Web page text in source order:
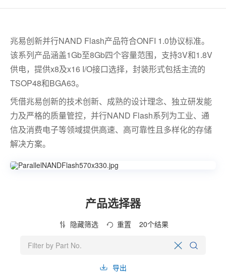
兆易创新并行NAND Flash产品符合ONFI 1.0协议标准。
该系列产品涵盖1Gb至8Gb四个容量范围，支持3V和1.8V
供电，提供x8及x16 I/O接口选择，封装形式包括主流的
TSOP48和BGA63。
凭借兆易创新的技术创新、成熟的设计理念、独立研发能
力及严格的质量管控，并行NAND Flash系列为工业、通
信及消费电子等领域提供高速、高可靠性且多样化的存储
解决方案。
产品选择器
隐藏筛选 重置 20个结果
导出